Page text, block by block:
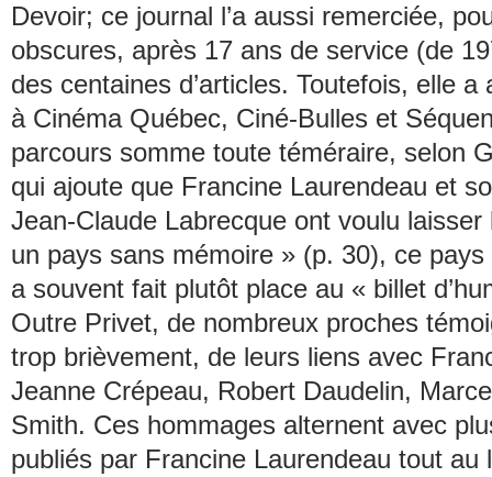
Devoir; ce journal l’a aussi remerciée,
obscures, après 17 ans de service (de
des centaines d’articles. Toutefois, elle a
à Cinéma Québec, Ciné-Bulles et
parcours somme toute téméraire, selon
qui ajoute que Francine Laurendeau et
Jean-Claude Labrecque ont voulu laisser
un pays sans mémoire » (p. 30), ce pays
a souvent fait plutôt place au « billet
Outre Privet, de nombreux proches
trop brièvement, de leurs liens avec
Jeanne Crépeau, Robert Daudelin,
Smith. Ces hommages alternent avec
publiés par Francine Laurendeau tout au